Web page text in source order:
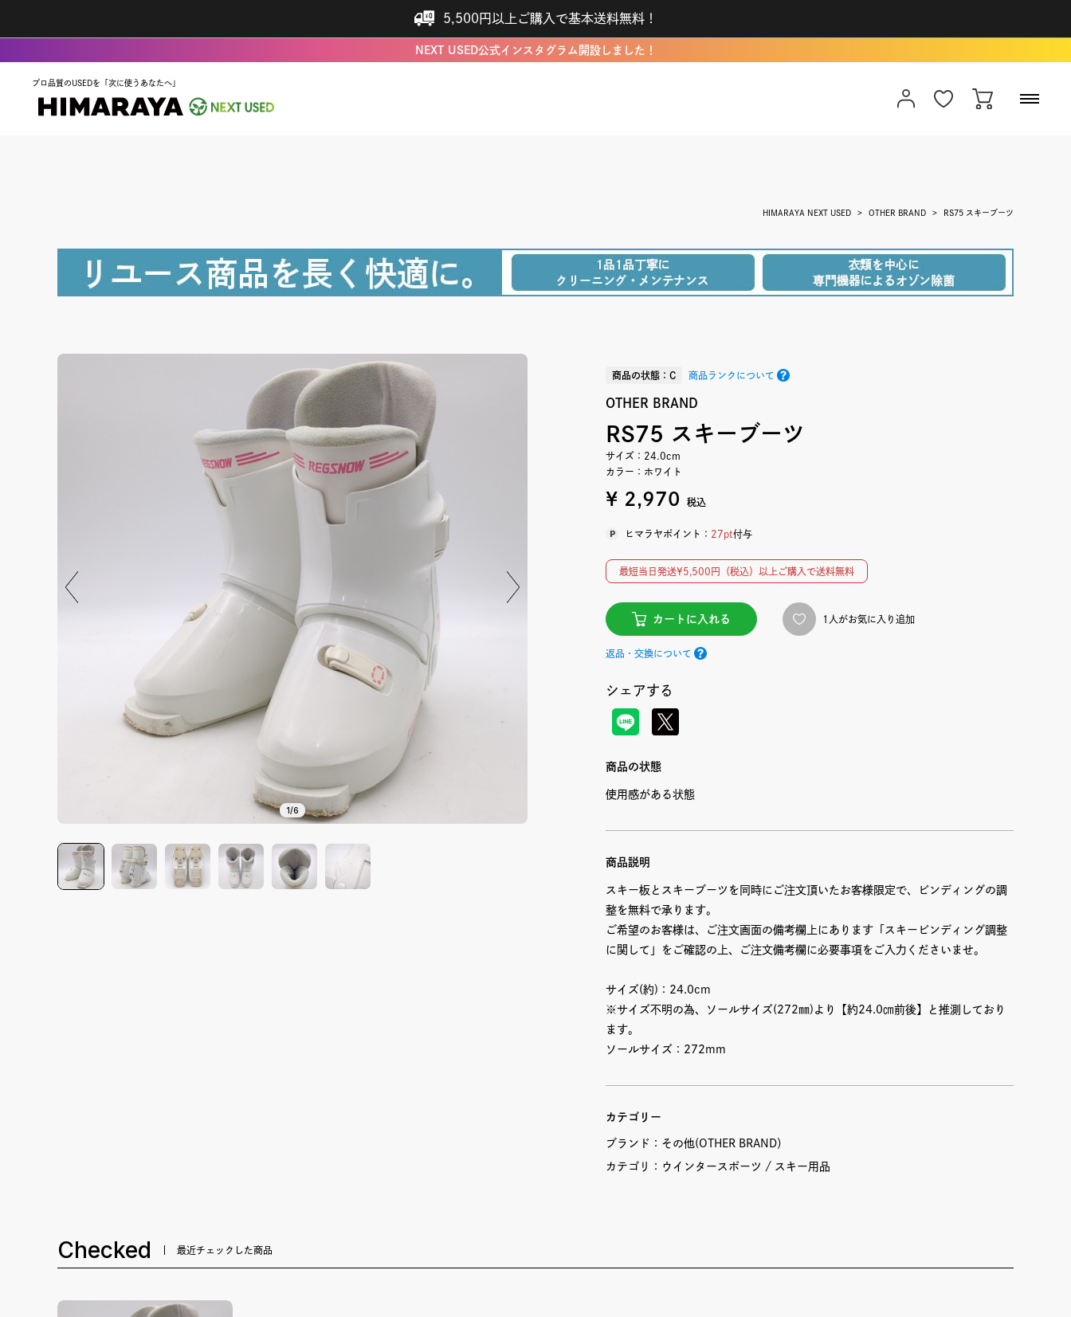
5,500円以上ご購入で基本送料無料！
NEXT USED公式インスタグラム開設しました！
プロ品質のUSEDを「次に使うあなたへ」
HIMARAYA NEXT USED OTHER BRAND RS75 スキーブーツ
1/6
商品の状態：C 商品ランクについて
OTHER BRAND
RS75 スキーブーツ
サイズ：24.0cm
カラー：ホワイト
¥ 2,970 税込
ヒマラヤポイント： 27pt付与
最短当日発送¥5,500円（税込）以上ご購入で送料無料
カートに入れる 1人がお気に入り追加
返品・交換について
シェアする
商品の状態
使用感がある状態
商品説明
スキー板とスキーブーツを同時にご注文頂いたお客様限定で、ビンディングの調
整を無料で承ります。
ご希望のお客様は、ご注文画面の備考欄上にあります「スキービンディング調整
に関して」をご確認の上、ご注文備考欄に必要事項をご入力くださいませ。
サイズ(約)：24.0cm
※サイズ不明の為、ソールサイズ(272㎜)より【約24.0㎝前後】と推測しており
ます。
ソールサイズ：272mm
カテゴリー
ブランド： その他(OTHER BRAND）
カテゴリ： ウインタースポーツ スキー用品
Checked 最近チェックした商品